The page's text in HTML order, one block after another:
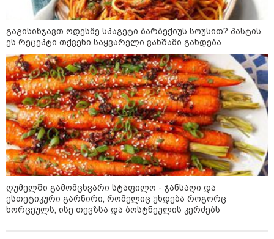
22:28 / 07-08-2026
სად იზღუდება მოძრაობა -
თბილისის მერია ინფორმაციას
ავრცელებს
21:30 / 07-08-2026
თბილისში, ლოზუნგით
„გვახსოვს გმირები, გვახსოვს
მტერი” მსვლელობა
მიმდინარეობს
20:58 / 07-08-2026
"იპოვონ ერთი გოგონა, ვისაც
გაგისინჯავთ ოდესმე სპაგეტი ბარბექიუს სოუსით? პასტის
ეს რეცეპტი თქვენი საყვარელი ვახშამი გახდება
ღუმელში გამომცხვარი სტაფილო - ჯანსაღი და
ესთეტიკური გარნირი, რომელიც უხდება როგორც
ხორცეულს, ისე თევზსა და ბოსტნეულის კერძებს